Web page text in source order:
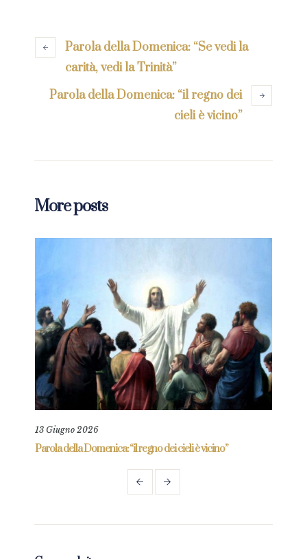
Parola della Domenica: “Se vedi la
carità, vedi la Trinità”
Parola della Domenica: “il regno dei
cieli è vicino”
More posts
13 Giugno 2026
Parola della Domenica: “il regno dei cieli è vicino”